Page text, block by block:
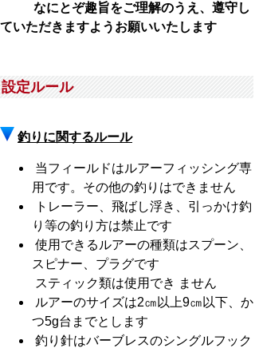
なにとぞ趣旨をご理解のうえ、 遵守し
ていただきますようお願いいたします
設定ルール
釣りに関するルール
当フィールドはルアーフィッシング専
用です。その他の釣りはできません
トレーラー、飛ばし浮き、引っかけ釣
り等の釣り方は禁止です
使用できるルアーの種類はスプーン、
スピナー、プラグです
スティック類は使用 でき ません
ルアーのサイズは2㎝以上9㎝以下、か
つ5g台までとします
釣り針はバーブレスのシングルフック